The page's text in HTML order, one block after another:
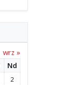
wrz »
Nd
2